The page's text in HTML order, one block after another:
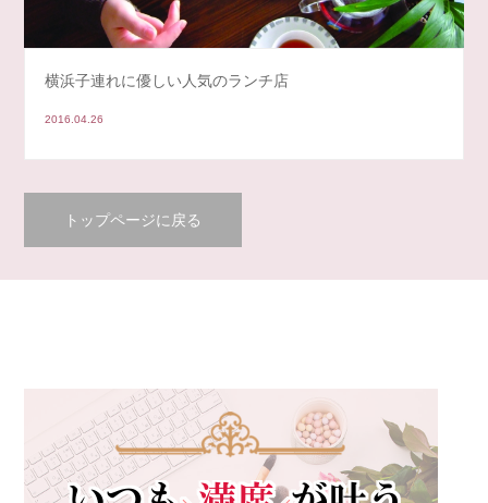
横浜子連れに優しい人気のランチ店
2016.04.26
トップページに戻る